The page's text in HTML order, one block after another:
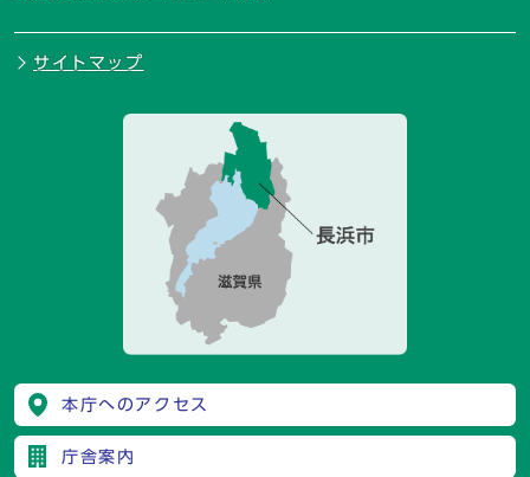
サイトマップ
本庁へのアクセス
庁舎案内